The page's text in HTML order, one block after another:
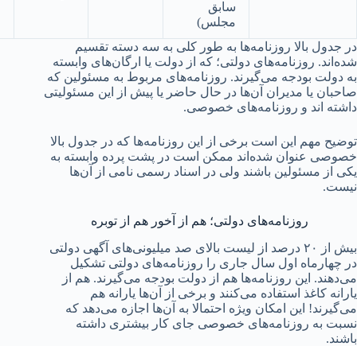
مجلس)
بالا روزنامه‌ها به طور کلی به سه دسته تقسیم
روزنامه‌های دولتی؛ که از دولت یا ارگان‌های وابسته
بودجه می‌گیرند. روزنامه‌های مربوط به مسئولین که
یا مدیران آن‌ها در حال حاضر یا پیش از این مسئولیتی
اند و روزنامه‌های خصوصی.
مهم این است برخی از این روزنامه‌ها که در جدول بالا
عنوان شده‌اند ممکن است در پشت پرده وابسته به
مسئولین باشند ولی در اسناد رسمی نامی از آن‌ها
روزنامه‌های دولتی؛ هم از آخور هم از توبره
بیش از ۲۰ درصد از لیست بالای صد میلیونی‌های آگهی دولتی
اول سال جاری را روزنامه‌های دولتی تشکیل
این روزنامه‌ها هم از دولت بودجه می‌گیرند. هم از
کاغذ استفاده می‌کنند و برخی از آن‌ها یارانه هم
این امکان ویژه احتمالا به آن‌ها اجازه می‌دهد که
به روزنامه‌های خصوصی جای کار بیشتری داشته